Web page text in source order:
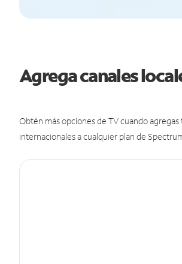
Agrega canales
Obtén más opciones de TV cuando
internacionales a cualquier plan de